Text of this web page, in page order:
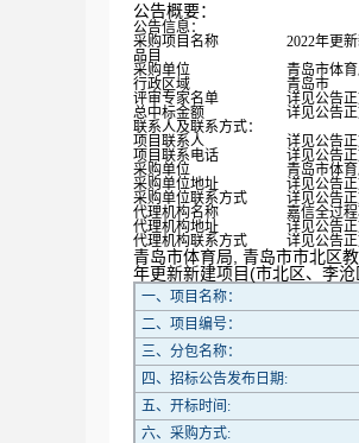
公告概要：
公告信息：
采购项目名称
2022年更
品目
采购单位
青岛市体
行政区域
青岛市
评审专家名单
详见公告
总中标金额
详见公告
联系人及联系方式：
项目联系人
详见公告
项目联系电话
详见公告
采购单位
青岛市体
采购单位地址
详见公告
采购单位联系方式
详见公告
代理机构名称
嘉信全过
代理机构地址
详见公告
代理机构联系方式
详见公告
青岛市体育局, 青岛市市北区
年更新新建项目(市北区、李
一、项目名称：
二、项目编号：
三、分包名称：
四、招标公告发布日期:
五、开标时间:
六、采购方式: